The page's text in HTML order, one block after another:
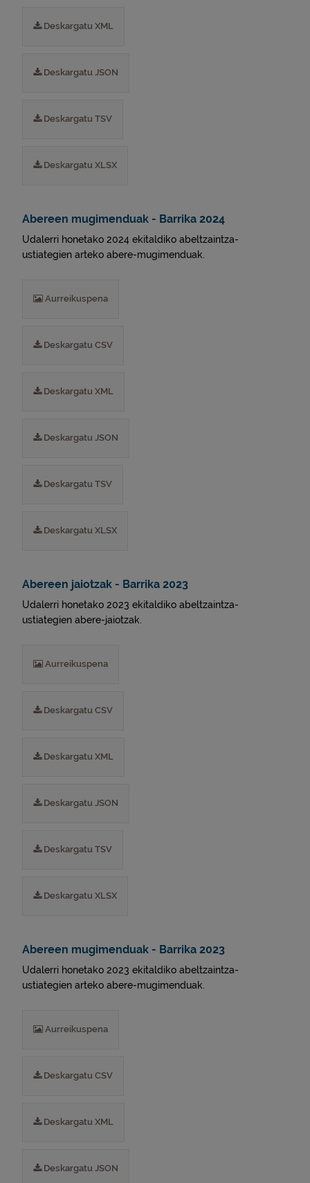
Deskargatu XML
Deskargatu JSON
Deskargatu TSV
Deskargatu XLSX
Abereen mugimenduak - Barrika 2024
Udalerri honetako 2024 ekitaldiko abeltzaintza-
ustiategien arteko abere-mugimenduak.
Aurreikuspena
Deskargatu CSV
Deskargatu XML
Deskargatu JSON
Deskargatu TSV
Deskargatu XLSX
Abereen jaiotzak - Barrika 2023
Udalerri honetako 2023 ekitaldiko abeltzaintza-
ustiategien abere-jaiotzak.
Aurreikuspena
Deskargatu CSV
Deskargatu XML
Deskargatu JSON
Deskargatu TSV
Deskargatu XLSX
Abereen mugimenduak - Barrika 2023
Udalerri honetako 2023 ekitaldiko abeltzaintza-
ustiategien arteko abere-mugimenduak.
Aurreikuspena
Deskargatu CSV
Deskargatu XML
Deskargatu JSON